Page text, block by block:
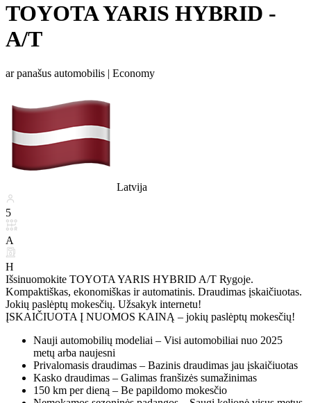
TOYOTA YARIS HYBRID -
A/T
ar panašus automobilis | Economy
Latvija
5
A
H
Išsinuomokite TOYOTA YARIS HYBRID A/T Rygoje.
Kompaktiškas, ekonomiškas ir automatinis. Draudimas įskaičiuotas.
Jokių paslėptų mokesčių. Užsakyk internetu!
ĮSKAIČIUOTA Į NUOMOS KAINĄ – jokių paslėptų mokesčių!
Nauji automobilių modeliai – Visi automobiliai nuo 2025
metų arba naujesni
Privalomasis draudimas – Bazinis draudimas jau įskaičiuotas
Kasko draudimas – Galimas franšizės sumažinimas
150 km per dieną – Be papildomo mokesčio